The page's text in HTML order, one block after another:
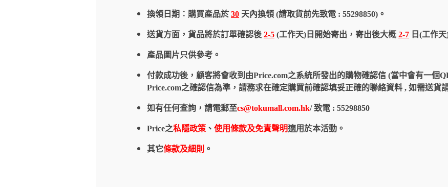
換領日期︰購買產品於 30 天內換領 (請取貨前先致電 : 55298850)。
送貨方面，貨品將於訂單確認後 2-5 (工作天)日開始寄出，寄出後大概 2-7 日(工作
產品圖片只供參考。
付款成功後，顧客將會收到由Price.com之系統所發出的購物確認信 (當中會有一個
Price.com之確認信為準，請務求在確定購買前確認填妥正確的聯絡資料 , 如需送貨
如有任何查詢，請電郵至cs@tokumall.com.hk/ 致電 : 55298850
Price之私隱政策 、 使用條款及免責聲明適用於本活動。
其它條款及細則 。